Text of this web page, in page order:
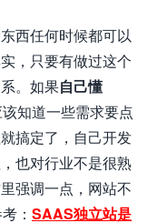
西任何时候都可以
，只要有做过这个
。如果自己懂
该知道一些需求要点
搞定了，自己开发
也对行业不是很熟
强调一点，网站不
： SAAS独立站是